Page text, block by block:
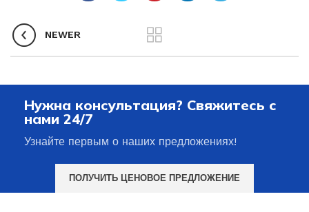
NEWER
Нужна консультация? Свяжитесь с
нами 24/7
Узнайте первым о наших предложениях!
ПОЛУЧИТЬ ЦЕНОВОЕ ПРЕДЛОЖЕНИЕ